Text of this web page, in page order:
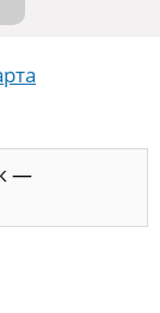
—